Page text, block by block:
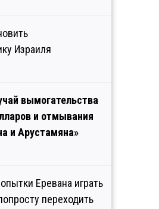
Израиля
вымогательства
и отмывания
и Арустамяна»
Еревана играть
переходить